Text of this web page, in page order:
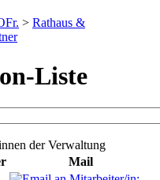
> Rathaus &
Liste
der Verwaltung
Mail